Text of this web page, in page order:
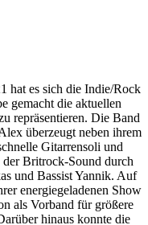
hat es sich die Indie/Rock
gemacht die aktuellen
repräsentieren. Die Band
überzeugt neben ihrem
Gitarrensoli und
Britrock-Sound durch
und Bassist Yannik. Auf
energiegeladenen Show
als Vorband für größere
hinaus konnte die